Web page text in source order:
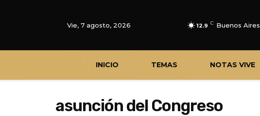
Vie, 7 agosto, 2026 12.9 C Buenos Aires
INICIO TEMAS NOTAS VIVE
asunción del Congreso